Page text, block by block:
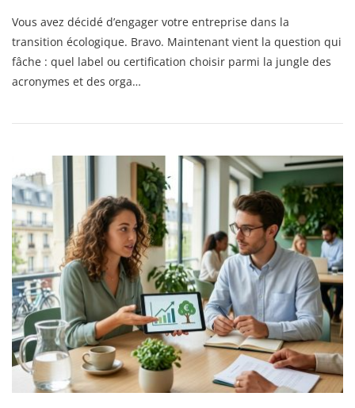
Écologique
En
:
Des
Et
Labels
Français
Vous avez décidé d’engager votre entreprise dans la
transition écologique. Bravo. Maintenant vient la question qui
fâche : quel label ou certification choisir parmi la jungle des
acronymes et des orga…